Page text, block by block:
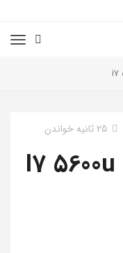
25 ثانیه خواندن